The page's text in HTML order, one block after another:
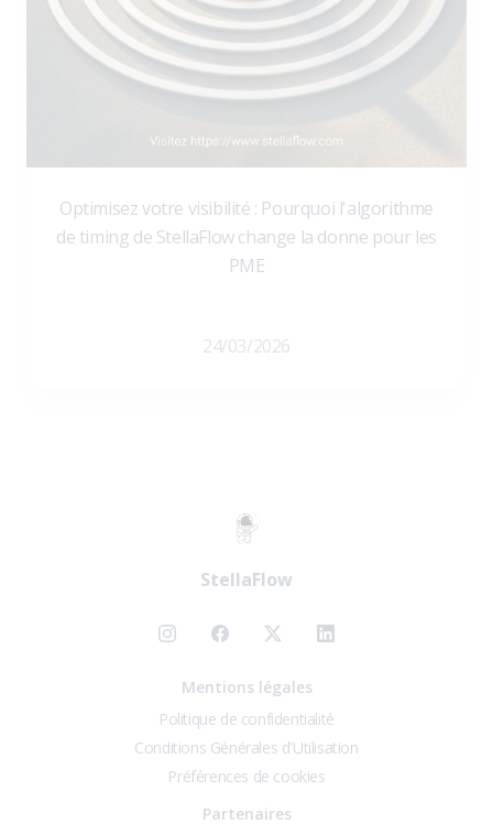
Optimisez votre visibilité : Pourquoi l'algorithme
de timing de StellaFlow change la donne pour les
PME
24/03/2026
StellaFlow
Mentions légales
Politique de confidentialité
Conditions Générales d'Utilisation
Préférences de cookies
Partenaires